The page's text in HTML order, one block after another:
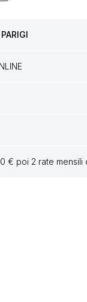
€ poi 2 rate mensili